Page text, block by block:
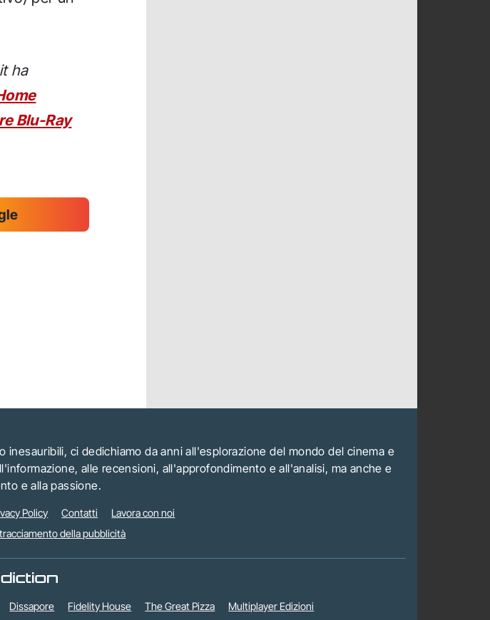
ha
Blu-Ray
inesauribili, ci dedichiamo da anni all'esplorazione del mondo del cinema e
alle recensioni, all'approfondimento e all'analisi, ma anche e
e alla passione.
Policy Contatti
Lavora con noi
della pubblicità
Dissapore Fidelity House The Great Pizza Multiplayer Edizioni